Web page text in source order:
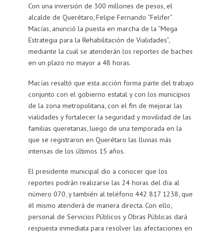
Con una inversión de 300 millones de pesos, el
alcalde de Querétaro, Felipe Fernando “Felifer”
Macías, anunció la puesta en marcha de la “Mega
Estrategia para la Rehabilitación de Vialidades”,
mediante la cual se atenderán los reportes de baches
en un plazo no mayor a 48 horas.
Macías resaltó que esta acción forma parte del trabajo
conjunto con el gobierno estatal y con los municipios
de la zona metropolitana, con el fin de mejorar las
vialidades y fortalecer la seguridad y movilidad de las
familias queretanas, luego de una temporada en la
que se registraron en Querétaro las lluvias más
intensas de los últimos 15 años.
El presidente municipal dio a conocer que los
reportes podrán realizarse las 24 horas del día al
número 070, y también al teléfono 442 817 1238, que
él mismo atenderá de manera directa. Con ello,
personal de Servicios Públicos y Obras Públicas dará
respuesta inmediata para resolver las afectaciones en